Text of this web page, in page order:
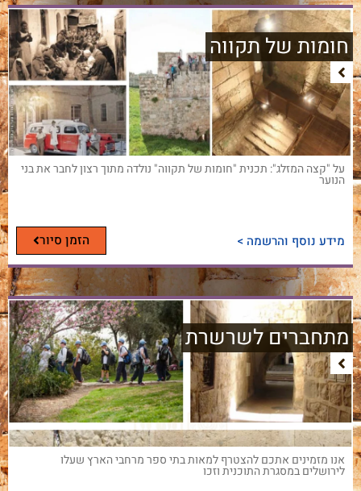
חומות של תקווה
על "קצה המזלג": תכנית "חומות של תקווה" נולדה מתוך רצון לחבר את בני
הנוער
מידע נוסף והרשמה > הזמן סיור
מתחברים לשרשרת
אנו מזמינים אתכם להצטרף למאות בתי ספר מרחבי הארץ שעלו
לירושלים במסגרת התוכנית וזכו